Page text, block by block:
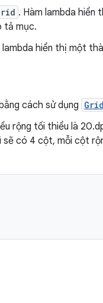
. Hàm lambda hiển
tả mục.
hiển thị một
cách sử dụng
rộng tối thiểu là
sẽ có 4 cột, mỗi cột